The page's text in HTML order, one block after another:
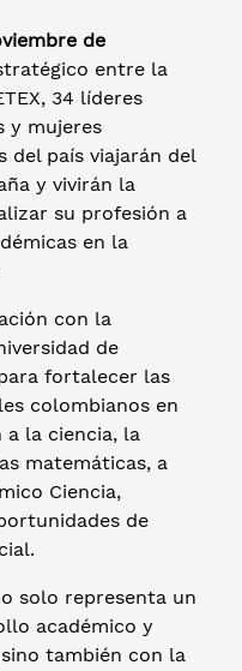
de
entre la
34 líderes
y mujeres
del país viajarán del
y vivirán la
su profesión a
en la
con la
de
fortalecer las
colombianos en
a la ciencia, la
matemáticas, a
Ciencia,
de
solo representa un
académico y
también con la